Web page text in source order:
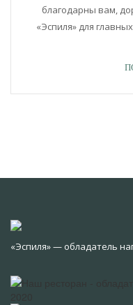
благодарны вам,
«Эспиля» для
«Эспиля» — обладатель